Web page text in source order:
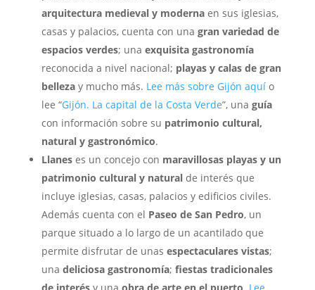
arquitectura medieval y modernaen sus iglesias,
casas y palacios, cuenta con una gran variedad de
espacios verdes; una exquisita gastronomía
reconocida a nivel nacional; playas y calas de gran
bellezay mucho más. Lee más sobre Gijón aquío
lee “Gijón. La capital de la Costa Verde”, una guía
con información sobre su patrimonio cultural,
natural y gastronómico.
Llaneses un concejo con maravillosas playas y un
patrimonio cultural y naturalde interés que
incluye iglesias, casas, palacios y edificios civiles.
Además cuenta con el Paseo de San Pedro, un
parque situado a lo largo de un acantilado que
permite disfrutar de unas espectaculares vistas;
una deliciosa gastronomía; fiestas tradicionales